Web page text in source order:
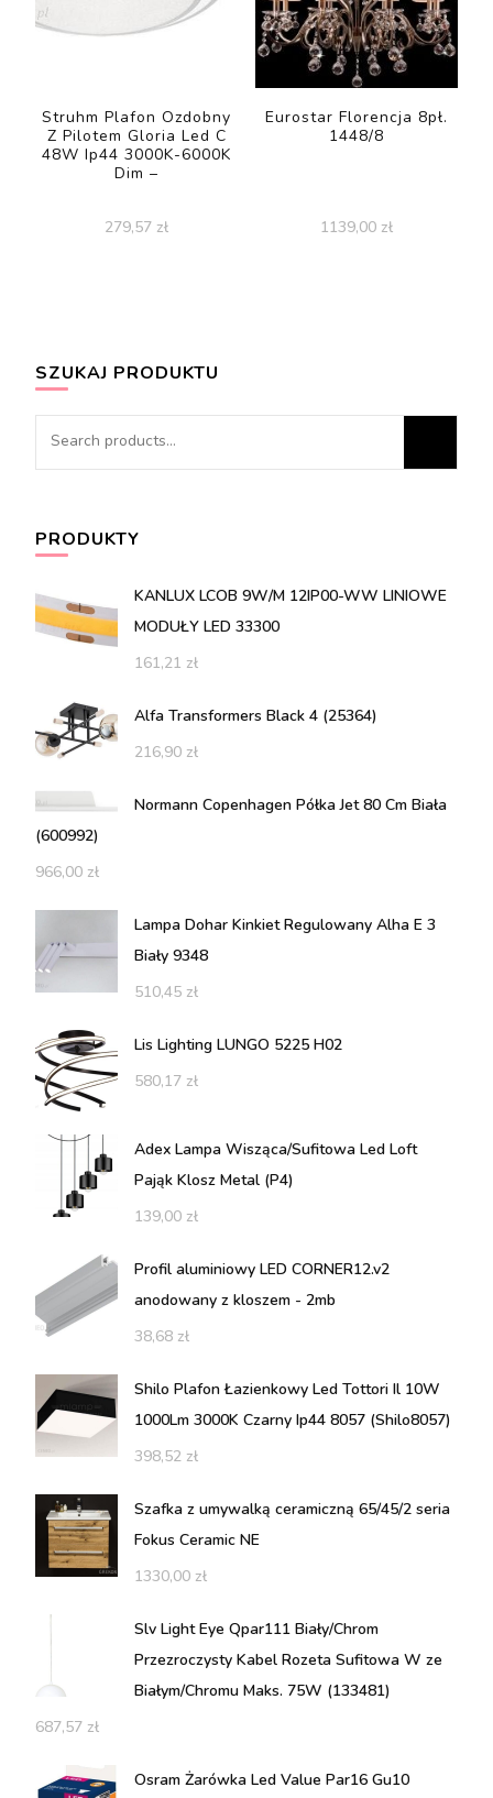
Struhm Plafon Ozdobny
Z Pilotem Gloria Led C
48W Ip44 3000K-6000K
Dim –
279,57 zł
Eurostar Florencja 8pł.
1448/8
1139,00 zł
SZUKAJ PRODUKTU
Search
PRODUKTY
KANLUX LCOB 9W/M 12IP00-WW LINIOWE
MODUŁY LED 33300
161,21 zł
Alfa Transformers Black 4 (25364)
216,90 zł
Normann Copenhagen Półka Jet 80 Cm Biała
(600992)
966,00 zł
Lampa Dohar Kinkiet Regulowany Alha E 3
Biały 9348
510,45 zł
Lis Lighting LUNGO 5225 H02
580,17 zł
Adex Lampa Wisząca/Sufitowa Led Loft
Pająk Klosz Metal (P4)
139,00 zł
Profil aluminiowy LED CORNER12.v2
anodowany z kloszem - 2mb
38,68 zł
Shilo Plafon Łazienkowy Led Tottori Il 10W
1000Lm 3000K Czarny Ip44 8057 (Shilo8057)
398,52 zł
Szafka z umywalką ceramiczną 65/45/2 seria
Fokus Ceramic NE
1330,00 zł
Slv Light Eye Qpar111 Biały/Chrom
Przezroczysty Kabel Rozeta Sufitowa W ze
Białym/Chromu Maks. 75W (133481)
687,57 zł
Osram Żarówka Led Value Par16 Gu10